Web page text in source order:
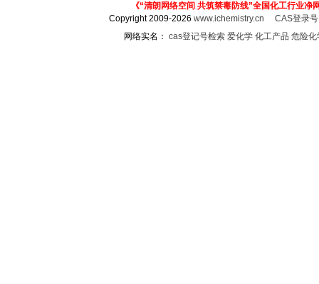
《“清朗网络空间 共筑禁毒防线”全国化工行业净
Copyright 2009-2026www.ichemistry.cn
CAS登录
网络实名： cas登记号检索 爱化学 化工产品 危险化